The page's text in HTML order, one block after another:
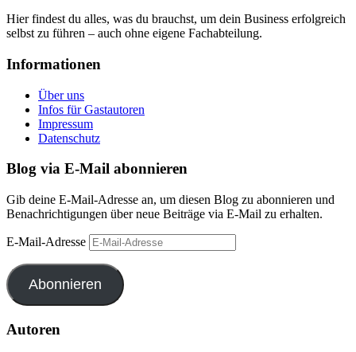
Hier findest du alles, was du brauchst, um dein Business erfolgreich
selbst zu führen – auch ohne eigene Fachabteilung.
Informationen
Über uns
Infos für Gastautoren
Impressum
Datenschutz
Blog via E-Mail abonnieren
Gib deine E-Mail-Adresse an, um diesen Blog zu abonnieren und
Benachrichtigungen über neue Beiträge via E-Mail zu erhalten.
E-Mail-Adresse
Abonnieren
Autoren